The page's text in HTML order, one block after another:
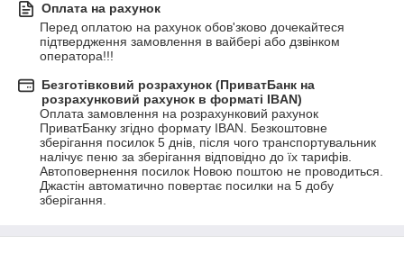
Оплата на рахунок
Перед оплатою на рахунок обов'зково дочекайтеся
підтвердження замовлення в вайбері або дзвінком
оператора!!!
Безготівковий розрахунок (ПриватБанк на
розрахунковий рахунок в форматі IBAN)
Оплата замовлення на розрахунковий рахунок
ПриватБанку згідно формату IBAN. Безкоштовне
зберігання посилок 5 днів, після чого транспортувальник
налічує пеню за зберігання відповідно до їх тарифів.
Автоповернення посилок Новою поштою не проводиться.
Джастін автоматично повертає посилки на 5 добу
зберігання.